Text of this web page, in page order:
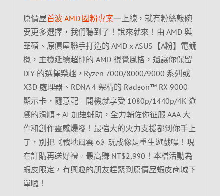
原價屋首波 AMD 圈粉專案一上線，就有粉絲敲碗
要更多選擇，我們聽到了！說來就來！由 AMD 與
華碩、原價屋聯手打造的 AMD x ASUS【A粉】電競
機，主機延續超帥的 AMD 視覺風格，還讓你保留
DIY 的選擇樂趣，Ryzen 7000/8000/9000 系列或
X3D 處理器、RDNA 4 架構的 Radeon™ RX 9000
顯示卡，隨意配！開機就享受 1080p/1440p/4K 遊
戲的滑順 + AI 加速輔助，全力輔佐你征服 AAA 大
作和創作靈感爆發！最強大的火力支援都到你手上
了，別把《戰地風雲 6》玩成像是重生遊戲嘿！現
在訂購再送好禮，最高賺 NT$2,990！本檔活動為
蝦皮限定，有興趣的朋友趕緊到原價屋蝦皮商城下
單囉！